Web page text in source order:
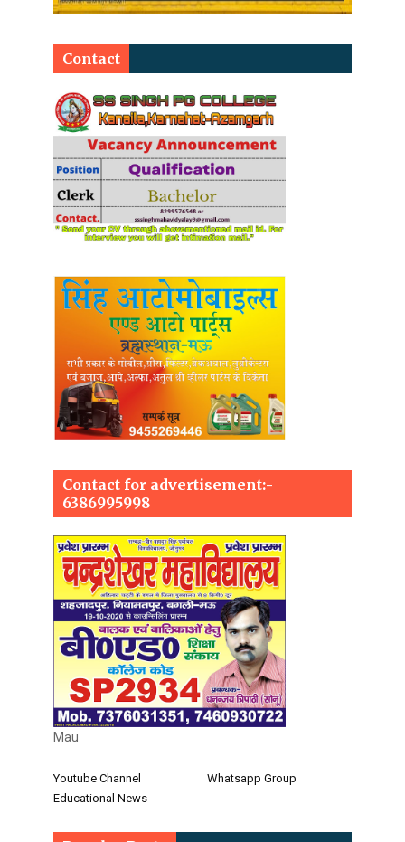
Contact
Contact for advertisement:-
6386995998
Mau
Youtube Channel
Whatsapp Group
Educational News